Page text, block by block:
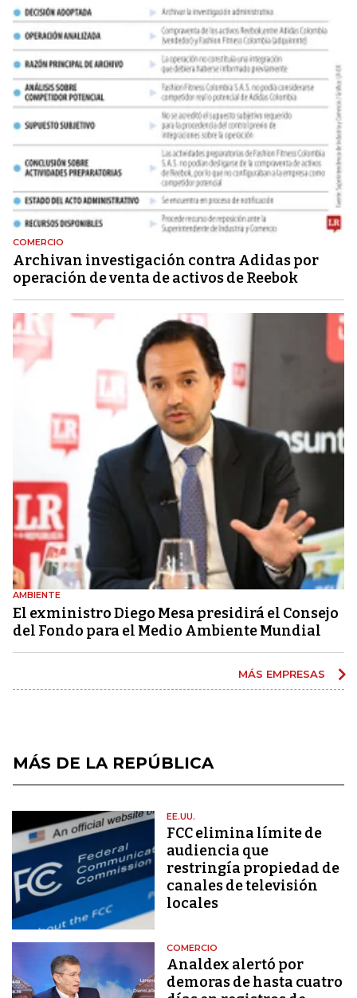
COMERCIO
Archivan investigación contra Adidas por
operación de venta de activos de Reebok
AMBIENTE
El exministro Diego Mesa presidirá el Consejo
del Fondo para el Medio Ambiente Mundial
MÁS EMPRESAS
MÁS DE LA REPÚBLICA
EE.UU.
FCC elimina límite de
audiencia que
restringía propiedad de
canales de televisión
locales
COMERCIO
Analdex alertó por
demoras de hasta cuatro